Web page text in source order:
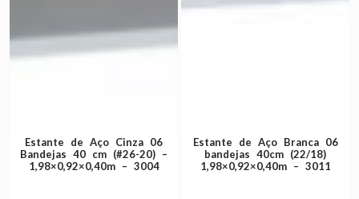
Estante de Aço Cinza 06
Bandejas 40 cm (#26-20) –
1,98×0,92×0,40m – 3004
Estante de Aço Branca 06
bandejas 40cm (22/18)
1,98×0,92×0,40m – 3011